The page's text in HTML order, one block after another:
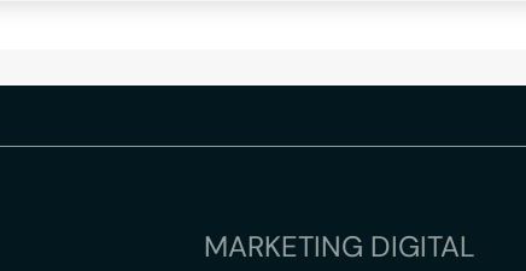
MARKETING DIGITAL